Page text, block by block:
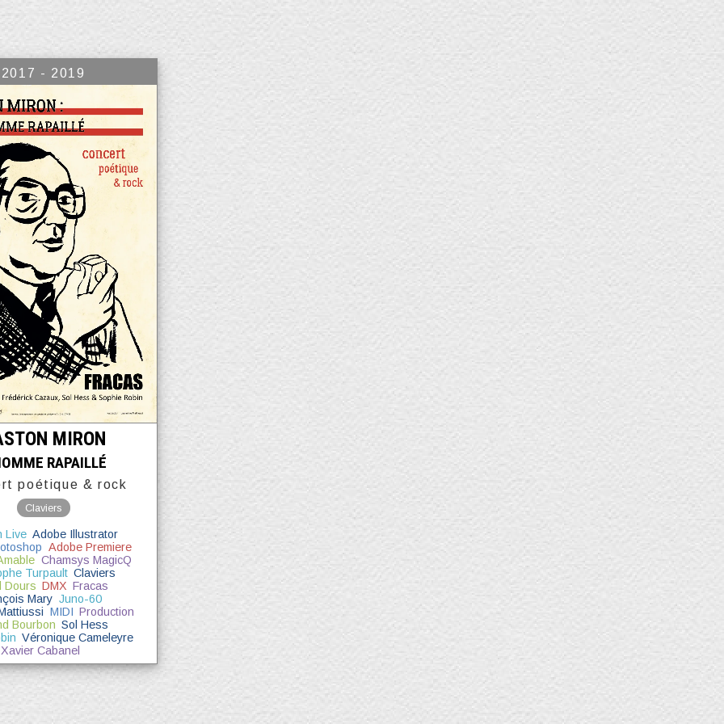
2017 - 2019
MIRON
RAPAILLÉ
poétique & rock
Claviers
Live Adobe Illustrator
Adobe Premiere
Chamsys MagicQ
Turpault Claviers
Dours DMX Fracas
Mary Juno-60
MIDI Production
Bourbon Sol Hess
Véronique Cameleyre
Xavier Cabanel